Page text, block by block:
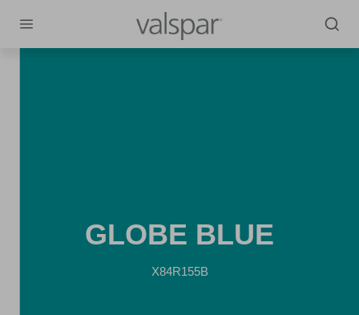
GLOBE BLUE
X84R155B